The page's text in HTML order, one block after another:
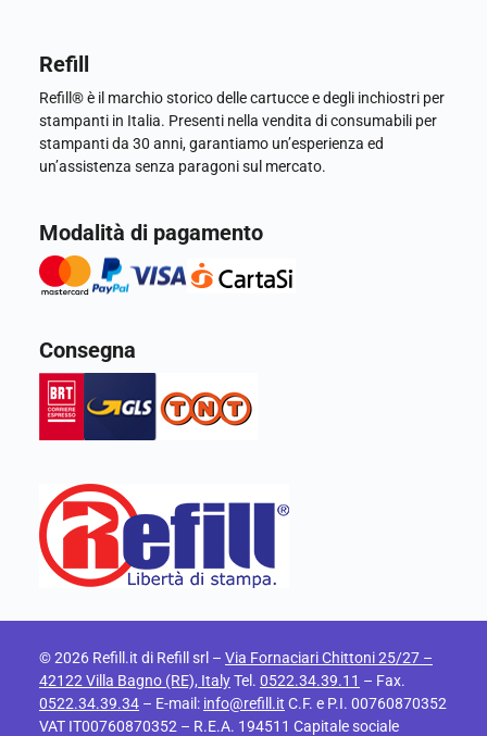
Refill
Refill® è il marchio storico delle cartucce e degli inchiostri per
stampanti in Italia. Presenti nella vendita di consumabili per
stampanti da 30 anni, garantiamo un’esperienza ed
un’assistenza senza paragoni sul mercato.
Modalità di pagamento
Consegna
© 2026 Refill.it di Refill srl – Via Fornaciari Chittoni 25/27 –
42122 Villa Bagno (RE), ItalyTel. 0522.34.39.11 – Fax.
0522.34.39.34 – E-mail: info@refill.it C.F. e P.I. 00760870352
VAT IT00760870352 – R.E.A. 194511 Capitale sociale